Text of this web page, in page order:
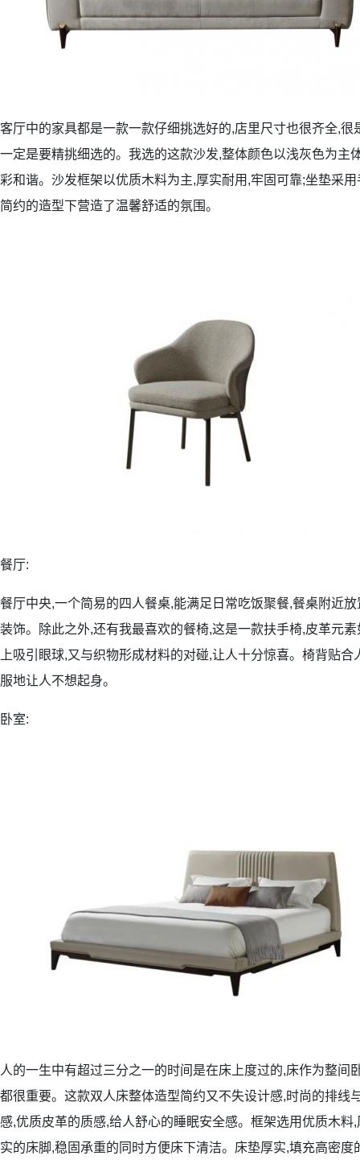
客厅中的家具都是一款一款仔细挑选好的,店里尺寸也很齐全,很
一定是要精挑细选的。我选的这款沙发,整体颜色以浅灰色为主
彩和谐。沙发框架以优质木料为主,厚实耐用,牢固可靠;坐垫采
简约的造型下营造了温馨舒适的氛围。
餐厅:
餐厅中央,一个简易的四人餐桌,能满足日常吃饭聚餐,餐桌附近
装饰。除此之外,还有我最喜欢的餐椅,这是一款扶手椅,皮革元
上吸引眼球,又与织物形成材料的对碰,让人十分惊喜。椅背贴
服地让人不想起身。
卧室:
人的一生中有超过三分之一的时间是在床上度过的,床作为整间
都很重要。这款双人床整体造型简约又不失设计感,时尚的排线
感,优质皮革的质感,给人舒心的睡眠安全感。框架选用优质木料
实的床脚,稳固承重的同时方便床下清洁。床垫厚实,填充高密度